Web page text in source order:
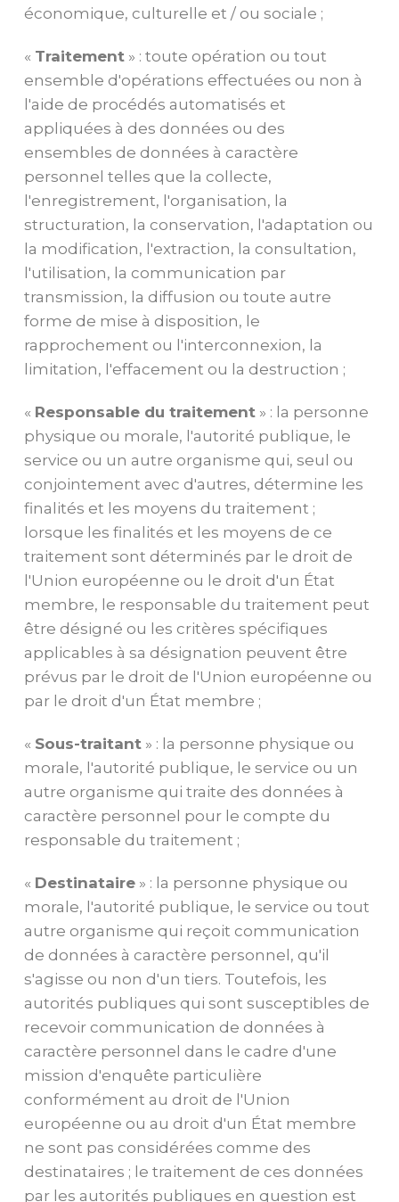
économique, culturelle et / ou sociale ;
« Traitement» : toute opération ou tout
ensemble d'opérations effectuées ou non à
l'aide de procédés automatisés et
appliquées à des données ou des
ensembles de données à caractère
personnel telles que la collecte,
l'enregistrement, l'organisation, la
structuration, la conservation, l'adaptation ou
la modification, l'extraction, la consultation,
l'utilisation, la communication par
transmission, la diffusion ou toute autre
forme de mise à disposition, le
rapprochement ou l'interconnexion, la
limitation, l'effacement ou la destruction ;
« Responsable du traitement» : la personne
physique ou morale, l'autorité publique, le
service ou un autre organisme qui, seul ou
conjointement avec d'autres, détermine les
finalités et les moyens du traitement ;
lorsque les finalités et les moyens de ce
traitement sont déterminés par le droit de
l'Union européenne ou le droit d'un État
membre, le responsable du traitement peut
être désigné ou les critères spécifiques
applicables à sa désignation peuvent être
prévus par le droit de l'Union européenne ou
par le droit d'un État membre ;
« Sous-traitant» : la personne physique ou
morale, l'autorité publique, le service ou un
autre organisme qui traite des données à
caractère personnel pour le compte du
responsable du traitement ;
« Destinataire» : la personne physique ou
morale, l'autorité publique, le service ou tout
autre organisme qui reçoit communication
de données à caractère personnel, qu'il
s'agisse ou non d'un tiers. Toutefois, les
autorités publiques qui sont susceptibles de
recevoir communication de données à
caractère personnel dans le cadre d'une
mission d'enquête particulière
conformément au droit de l'Union
européenne ou au droit d'un État membre
ne sont pas considérées comme des
destinataires ; le traitement de ces données
par les autorités publiques en question est